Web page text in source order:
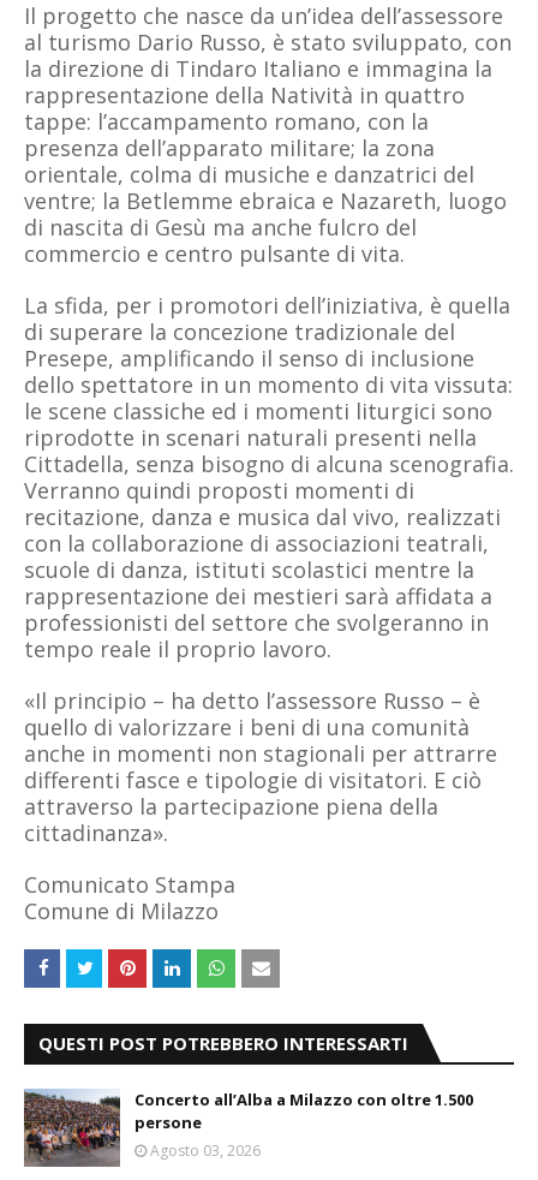
Il progetto che nasce da un’idea dell’assessore
al turismo Dario Russo, è stato sviluppato, con
la direzione di Tindaro Italiano e immagina la
rappresentazione della Natività in quattro
tappe: l’accampamento romano, con la
presenza dell’apparato militare; la zona
orientale, colma di musiche e danzatrici del
ventre; la Betlemme ebraica e Nazareth, luogo
di nascita di Gesù ma anche fulcro del
commercio e centro pulsante di vita.
La sfida, per i promotori dell’iniziativa, è quella
di superare la concezione tradizionale del
Presepe, amplificando il senso di inclusione
dello spettatore in un momento di vita vissuta:
le scene classiche ed i momenti liturgici sono
riprodotte in scenari naturali presenti nella
Cittadella, senza bisogno di alcuna scenografia.
Verranno quindi proposti momenti di
recitazione, danza e musica dal vivo, realizzati
con la collaborazione di associazioni teatrali,
scuole di danza, istituti scolastici mentre la
rappresentazione dei mestieri sarà affidata a
professionisti del settore che svolgeranno in
tempo reale il proprio lavoro.
«Il principio – ha detto l’assessore Russo – è
quello di valorizzare i beni di una comunità
anche in momenti non stagionali per attrarre
differenti fasce e tipologie di visitatori. E ciò
attraverso la partecipazione piena della
cittadinanza».
Comunicato Stampa
Comune di Milazzo
QUESTI POST POTREBBERO INTERESSARTI
Concerto all’Alba a Milazzo con oltre 1.500
persone
Agosto 03, 2026